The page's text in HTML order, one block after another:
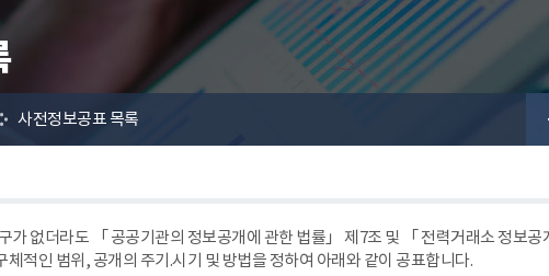
사전정보공표 목록
가 없더라도 「 공공기관의 정보공개에 관한 법률」 제7조 및 「 전력거래소 정보공
적인 범위, 공개의 주기.시기 및 방법을 정하여 아래와 같이 공표합니다.